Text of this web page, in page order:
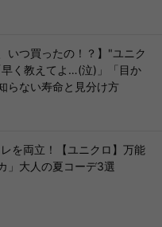
いつ買ったの！？】"ユニク
く教えてよ…(泣)」「目か
らない寿命と見分け方
を両立！【ユニクロ】万能
」大人の夏コーデ3選